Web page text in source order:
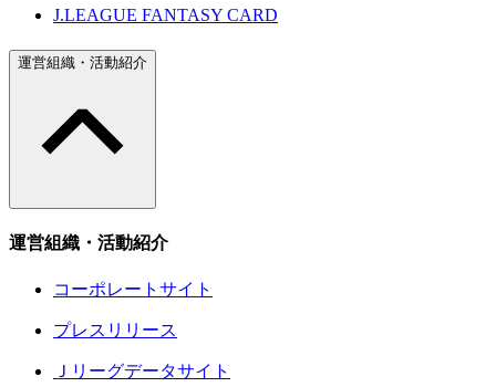
J.LEAGUE FANTASY CARD
運営組織・活動紹介
運営組織・活動紹介
コーポレートサイト
プレスリリース
Ｊリーグデータサイト